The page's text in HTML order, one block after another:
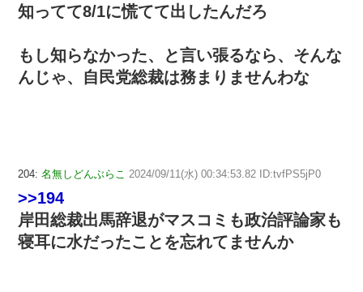
知ってて8/1に慌てて出したんだろ
もし知らなかった、と言い張るなら、そんな
んじゃ、自民党総裁は務まりませんわな
204: 名無しどんぶらこ 2024/09/11(水) 00:34:53.82 ID:tvfPS5jP0
>>194
岸田総裁出馬辞退がマスコミも政治評論家も
寝耳に水だったことを忘れてませんか